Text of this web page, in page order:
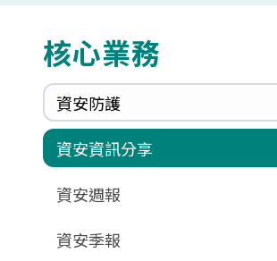
頁
核心業務
資安防護
政府組態基準(GCB)
更新消息
GCB說明文件
資通安全弱點通報機制(VANS)
申請作業表單
數位影片教材
端點偵測及應變機制(EDR)
相關文件與表單
零信任架構(ZTA)
相關文件與表單
驗證進度
國家資安聯防監控中心(N-SOC)
國家資安通報應變中心(N-CERT)
資安資訊分享
資安週報
資安季報